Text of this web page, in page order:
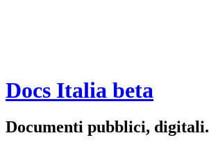
Docs Italia beta
Documenti pubblici, digitali.